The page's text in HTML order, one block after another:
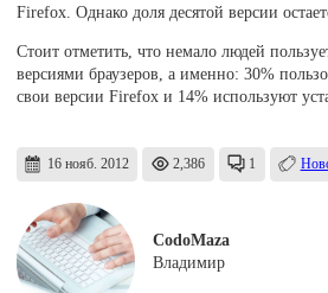
Firefox. Однако доля десятой версии
Стоит отметить, что немало людей
версиями браузеров, а именно: 30%
свои версии Firefox и 14% используют
16 нояб. 2012 2,386 1
CodoMaza
Владимир